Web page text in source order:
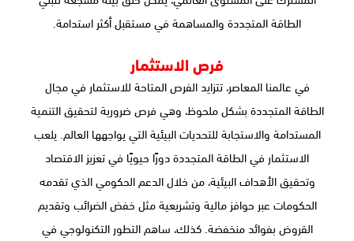
الطاقة المتجددة والمساهمة في مستقبل أكثر استدامة.
فرص الاستثمار
في عالمنا المعاصر، تتزايد الفرص المتاحة للاستثمار في مجال
الطاقة المتجددة بشكل ملحوظ، وهي فرص ضرورية لتحقيق التنمية
المستدامة والاستجابة للتحديات البيئية التي يواجهها العالم. يلعب
الاستثمار في الطاقة المتجددة دورًا حيويًا في تعزيز الاقتصاد
وتحقيق الأهداف البيئية، من خلال الدعم الحكومي الذي تقدمه
الحكومات عبر حوافز مالية وتشريعية مثل خفض الضرائب وتقديم
القروض بفوائد منخفضة. كذلك، ساهم التطور التكنولوجي في